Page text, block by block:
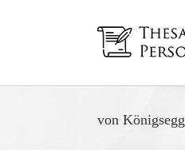
von